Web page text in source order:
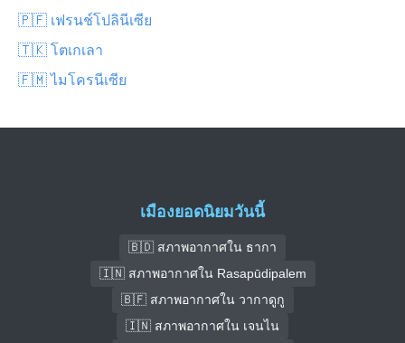
🇵🇫 เฟรนช์โปลินีเซีย
🇹🇰 โตเกเลา
🇫🇲 ไมโครนีเซีย
เมืองยอดนิยมวันนี้
🇧🇩 สภาพอากาศใน ธากา
🇮🇳 สภาพอากาศใน Rasapūdipalem
🇧🇫 สภาพอากาศใน วากาดูกู
🇮🇳 สภาพอากาศใน เจนไน